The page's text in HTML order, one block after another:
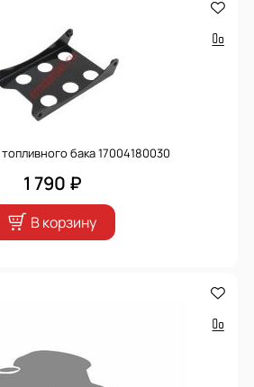
бака 17004180030
1 790 ₽
В корзину